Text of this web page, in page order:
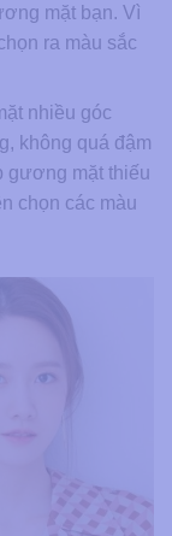
mặt bạn. Vì
ra màu sắc
nhiều góc
không quá đậm
gương mặt thiếu
chọn các màu